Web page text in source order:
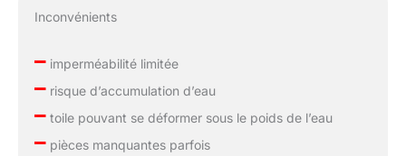
Inconvénients
–imperméabilité limitée
–risque d’accumulation d’eau
–toile pouvant se déformer sous le poids de l’eau
–pièces manquantes parfois